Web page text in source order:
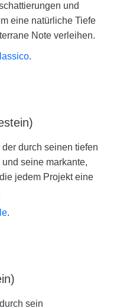
und
eine natürliche Tiefe
Note verleihen.
.
durch seinen tiefen
seine markante,
jedem Projekt eine
.
sein